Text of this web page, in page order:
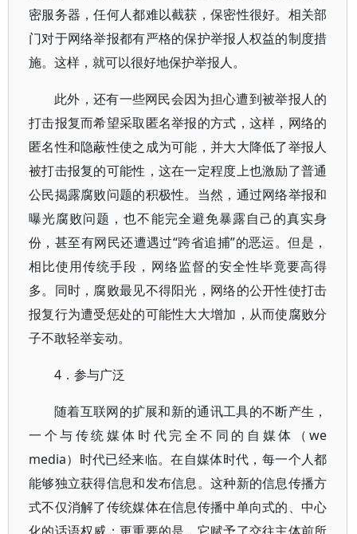
密服务器，任何人都难以截获，保密性很好。相关部
门对于网络举报都有严格的保护举报人权益的制度措
施。这样，就可以很好地保护举报人。
此外，还有一些网民会因为担心遭到被举报人的
打击报复而希望采取匿名举报的方式，这样，网络的
匿名性和隐蔽性使之成为可能，并大大降低了举报人
被打击报复的可能性，这在一定程度上也激励了普通
公民揭露腐败问题的积极性。当然，通过网络举报和
曝光腐败问题，也不能完全避免暴露自己的真实身
份，甚至有网民还遭遇过“跨省追捕”的恶运。但是，
相比使用传统手段，网络监督的安全性毕竟要高得
多。同时，腐败最见不得阳光，网络的公开性使打击
报复行为遭受惩处的可能性大大增加，从而使腐败分
子不敢轻举妄动。
4．参与广泛
随着互联网的扩展和新的通讯工具的不断产生，
一个与传统媒体时代完全不同的自媒体（we
media）时代已经来临。在自媒体时代，每一个人都
能够独立获得信息和发布信息。这种新的信息传播方
式不仅消解了传统媒体在信息传播中单向式的、中心